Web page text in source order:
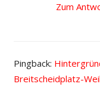
Zum
Pingback:
Breitscheidplatz-